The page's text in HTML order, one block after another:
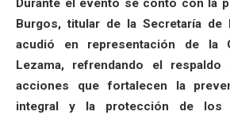
Durante el evento se contó con la
Burgos, titular de la Secretaría de
acudió en representación de la
Lezama, refrendando el
acciones que fortalecen la
integral y la protección de los